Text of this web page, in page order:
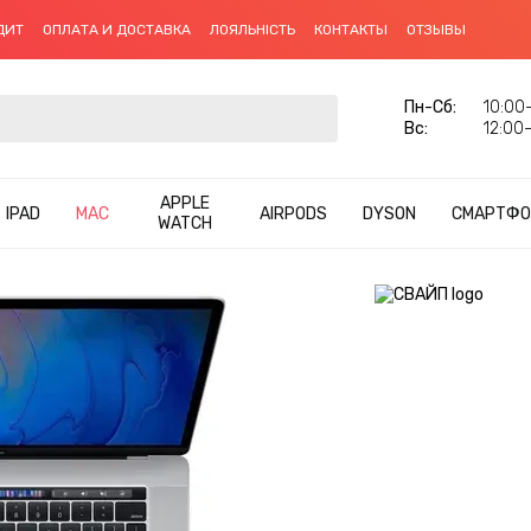
ОПЛАТА И ДОСТАВКА ЛОЯЛЬНІСТЬ КОНТАКТЫ ОТЗЫВЫ
Пн-Сб:
Вс:
IPAD MAC
APPLE
WATCH
AIRPODS DYSON